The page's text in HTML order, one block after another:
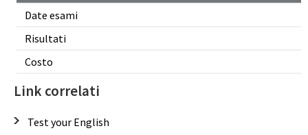
Date esami
Risultati
Costo
Link correlati
Test your English